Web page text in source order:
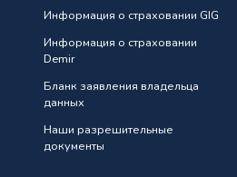
Информация о страховании GIG
Информация о страховании
Demir
Бланк заявления владельца
данных
Наши разрешительные
документы